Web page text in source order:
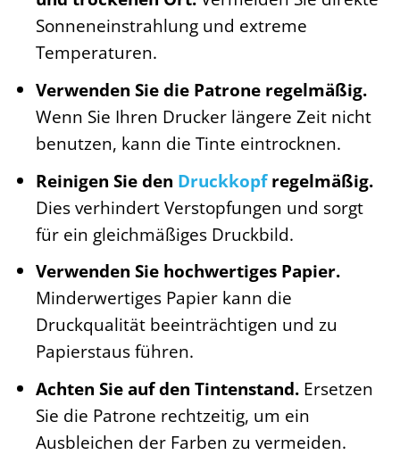
Sonneneinstrahlung und extreme
Temperaturen.
Verwenden Sie die Patrone regelmäßig.
Wenn Sie Ihren Drucker längere Zeit nicht
benutzen, kann die Tinte eintrocknen.
Reinigen Sie den Druckkopfregelmäßig.
Dies verhindert Verstopfungen und sorgt
für ein gleichmäßiges Druckbild.
Verwenden Sie hochwertiges Papier.
Minderwertiges Papier kann die
Druckqualität beeinträchtigen und zu
Papierstaus führen.
Achten Sie auf den Tintenstand.Ersetzen
Sie die Patrone rechtzeitig, um ein
Ausbleichen der Farben zu vermeiden.